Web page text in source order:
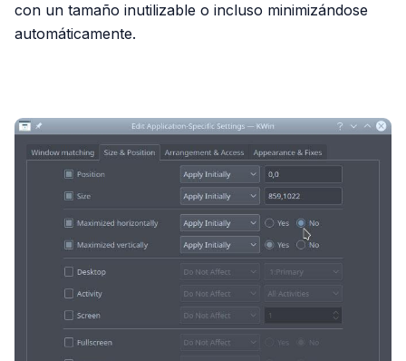
con un tamaño inutilizable o incluso minimizándose
automáticamente.